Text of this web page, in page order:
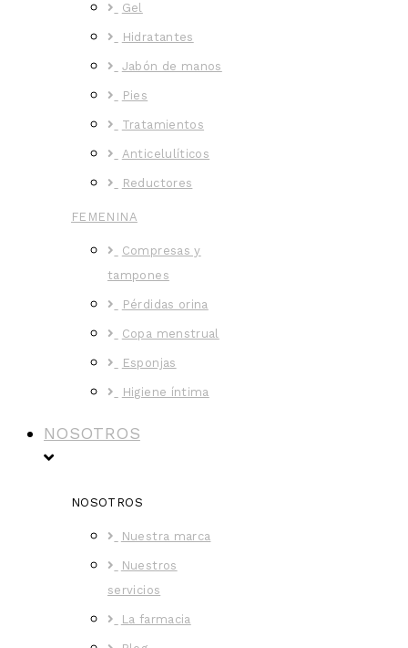
Gel
Hidratantes
Jabón de manos
Pies
Tratamientos
Anticelulíticos
Reductores
FEMENINA
Compresas y
tampones
Pérdidas orina
Copa menstrual
Esponjas
Higiene íntima
NOSOTROS
NOSOTROS
Nuestra marca
Nuestros
servicios
La farmacia